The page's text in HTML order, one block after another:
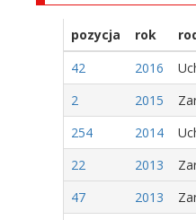
pozycja rok
42
2016
2
2015
254
2014
22
2013
47
2013